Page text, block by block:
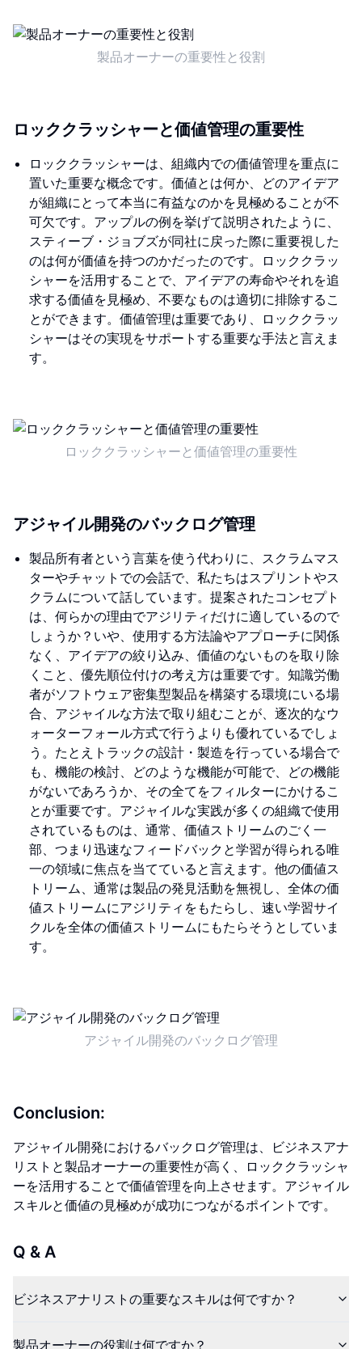
製品オーナーの重要性と役割
ロッククラッシャーと価値管理の重要性
ロッククラッシャーは、組織内での価値管理を重点に
置いた重要な概念です。価値とは何か、どのアイデア
が組織にとって本当に有益なのかを見極めることが不
可欠です。アップルの例を挙げて説明されたように、
スティーブ・ジョブズが同社に戻った際に重要視した
のは何が価値を持つのかだったのです。ロッククラッ
シャーを活用することで、アイデアの寿命やそれを追
求する価値を見極め、不要なものは適切に排除するこ
とができます。価値管理は重要であり、ロッククラッ
シャーはその実現をサポートする重要な手法と言えま
す。
ロッククラッシャーと価値管理の重要性
アジャイル開発のバックログ管理
製品所有者という言葉を使う代わりに、スクラムマス
ターやチャットでの会話で、私たちはスプリントやス
クラムについて話しています。提案されたコンセプト
は、何らかの理由でアジリティだけに適しているので
しょうか？いや、使用する方法論やアプローチに関係
なく、アイデアの絞り込み、価値のないものを取り除
くこと、優先順位付けの考え方は重要です。知識労働
者がソフトウェア密集型製品を構築する環境にいる場
合、アジャイルな方法で取り組むことが、逐次的なウ
ォーターフォール方式で行うよりも優れているでしょ
う。たとえトラックの設計・製造を行っている場合で
も、機能の検討、どのような機能が可能で、どの機能
がないであろうか、その全てをフィルターにかけるこ
とが重要です。アジャイルな実践が多くの組織で使用
されているものは、通常、価値ストリームのごく一
部、つまり迅速なフィードバックと学習が得られる唯
一の領域に焦点を当てていると言えます。他の価値ス
トリーム、通常は製品の発見活動を無視し、全体の価
値ストリームにアジリティをもたらし、速い学習サイ
クルを全体の価値ストリームにもたらそうとしていま
す。
アジャイル開発のバックログ管理
Conclusion:
アジャイル開発におけるバックログ管理は、ビジネスアナ
リストと製品オーナーの重要性が高く、ロッククラッシャ
ーを活用することで価値管理を向上させます。アジャイル
スキルと価値の見極めが成功につながるポイントです。
Q & A
ビジネスアナリストの重要なスキルは何ですか？
製品オーナーの役割は何ですか？